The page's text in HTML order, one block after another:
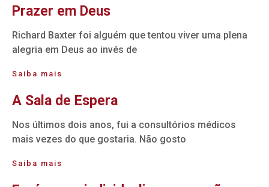
Prazer em Deus
Richard Baxter foi alguém que tentou viver uma plena
alegria em Deus ao invés de
Saiba mais
A Sala de Espera
Nos últimos dois anos, fui a consultórios médicos
mais vezes do que gostaria. Não gosto
Saiba mais